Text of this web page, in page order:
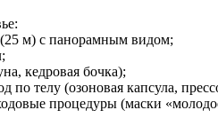
м) с панорамным видом;
кедровая бочка);
по телу (озоновая капсула,
процедуры (маски